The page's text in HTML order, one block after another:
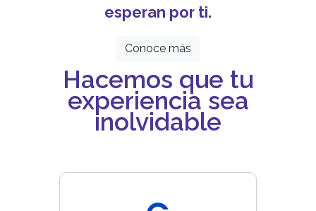
esperan por ti.
Conoce más
Hacemos que tu
experiencia sea
inolvidable